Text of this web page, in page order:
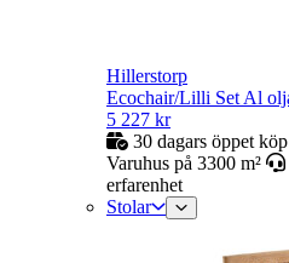
Hillerstorp
Ecochair/Lilli Set Al
5 227 kr
30 dagars öppet köp
Varuhus på 3300 m²
erfarenhet
Stolar